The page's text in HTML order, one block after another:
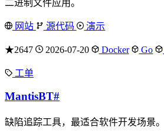
二进制文件应用。
网站 源代码 演示
★2647 2026-07-20 Docker Go
工单
MantisBT#
缺陷追踪工具，最适合软件开发场景。